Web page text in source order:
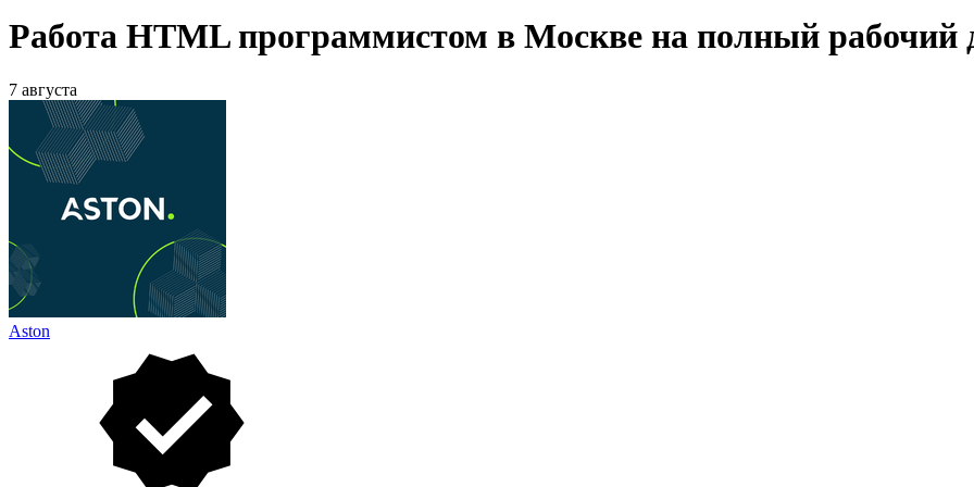
Работа HTML программистом в Москве на полный рабочий
7 августа
Aston